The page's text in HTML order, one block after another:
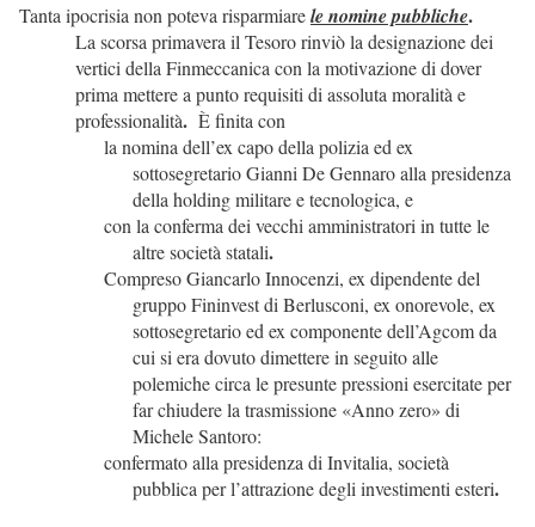
Tanta ipocrisia non poteva risparmiarele nomine pubbliche.
La scorsa primavera il Tesoro rinviò la designazione dei
vertici della Finmeccanica con la motivazione di dover
prima mettere a punto requisiti di assoluta moralità e
professionalità. È finita con
la nomina dell’ex capo della polizia ed ex
sottosegretario Gianni De Gennaro alla presidenza
della holding militare e tecnologica, e
con la conferma dei vecchi amministratori in tutte le
altre società statali.
Compreso Giancarlo Innocenzi, ex dipendente del
gruppo Fininvest di Berlusconi, ex onorevole, ex
sottosegretario ed ex componente dell’Agcom da
cui si era dovuto dimettere in seguito alle
polemiche circa le presunte pressioni esercitate per
far chiudere la trasmissione «Anno zero» di
Michele Santoro:
confermato alla presidenza di Invitalia, società
pubblica per l’attrazione degli investimenti esteri.